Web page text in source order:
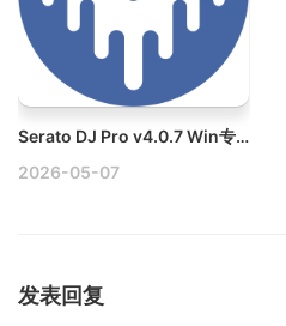
Serato DJ Pro v4.0.7 Win专业数字DJ软件破解版
2026-05-07
发表回复